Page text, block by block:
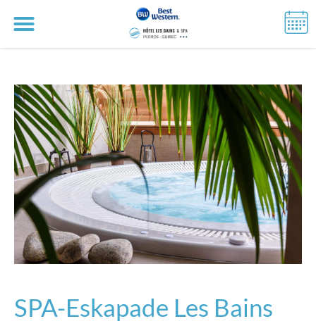
SPA-Eskapade Les Bains